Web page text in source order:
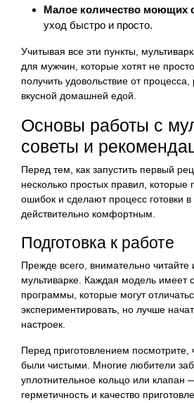
Малое количество моющих
уход быстро и просто.
Учитывая все эти пункты,
для мужчин, которые хотят не
получить удовольствие от
вкусной домашней едой.
Основы работы с
советы и
Перед тем, как запустить первый
несколько простых правил, которые
ошибок и сделают процесс готовки в
действительно комфортным.
Подготовка к работе
Прежде всего, внимательно читайте
мультиварке. Каждая модель имеет
программы, которые могут
экспериментировать, но лучше
настроек.
Перед приготовлением
были чистыми. Многие любители
уплотнительное кольцо или клапан
герметичность и качество